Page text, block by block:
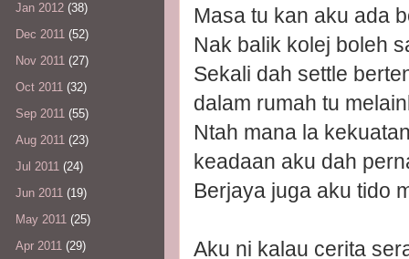
Masa tu kan aku ada
Nak balik kolej boleh
Sekali dah settle
dalam rumah tu
Ntah mana la
keadaan aku dah
Berjaya juga aku tido
Aku ni kalau cerita
Jan 2012 (38)
Dec 2011 (52)
Nov 2011 (27)
Oct 2011 (32)
Sep 2011 (55)
Aug 2011 (23)
Jul 2011 (24)
Jun 2011 (19)
May 2011 (25)
Apr 2011 (29)